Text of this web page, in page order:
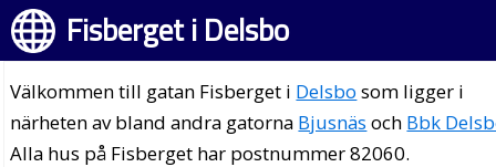
Fisberget i Delsbo
Välkommen till gatan Fisberget i Delsbo som ligger i
närheten av bland andra gatorna Bjusnäs och Bbk
Alla hus på Fisberget har postnummer 82060.